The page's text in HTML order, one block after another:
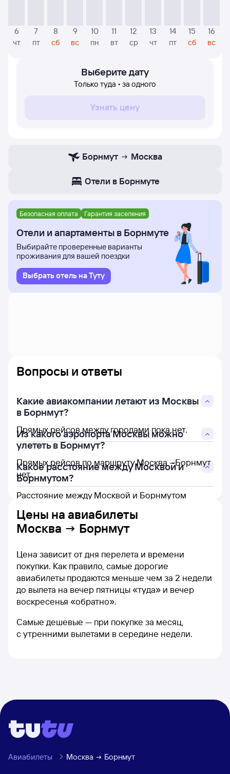
Если никто не искал авиабилетов по маршруту
Москва — Борнмут, то цены могут отсутствовать
частично или полностью. В этом случае заполните
6
чт
7
пт
8
сб
9
вс
10
пн
11
вт
12
ср
13
чт
14
пт
15
сб
16
вс
Выберите дату
Только туда • за одного
Узнать цену
Борнмут Москва
Отели в Борнмуте
Безопасная оплата Гарантия заселения
Отели и апартаменты в Борнмуте
Выбирайте проверенные варианты
проживания для вашей поездки
Выбрать отель на Туту
Вопросы и ответы
Какие авиакомпании летают из Москвы
в Борнмут?
Прямых рейсов между городами пока нет.
Из какого аэропорта Москвы можно
улететь в Борнмут?
Прямых рейсов по маршруту Москва - Борнмут
нет.
Какое расстояние между Москвой и
Борнмутом?
Расстояние между Москвой и Борнмутом
Цены на авиабилеты
Москва → Борнмут
Цена зависит от дня перелета и времени
покупки. Как правило, самые дорогие
авиабилеты продаются меньше чем за 2 недели
до вылета на вечер пятницы «туда» и вечер
воскресенья «обратно».
Самые дешевые — при покупке за месяц,
с утренними вылетами в середине недели.
Авиабилеты Москва Борнмут